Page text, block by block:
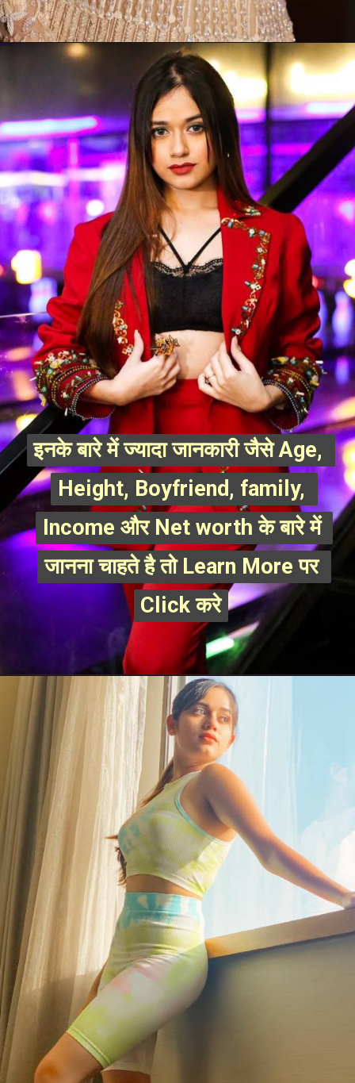
इनके बारे में ज्यादा जानकारी जैसे Age,
Height, Boyfriend, family,
Income और Net worth के बारे में
जानना चाहते है तो Learn More पर
Click करे
इनके बारे में ज्यादा जानकारी जैसे Age,
Height, Boyfriend, family,
Income और Net worth के बारे में
जानना चाहते है तो Learn More पर
Click करे
Opening https://mahivlogs.in/jannat-zubair-rahmani/